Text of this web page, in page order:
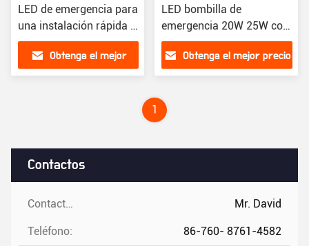
Contactos
Contactos: Mr. David
Teléfono: 86-760- 8761-4582
LED de emergencia para
una instalación rápida y
fácil
Obtenga el mejor
LED bombilla de
emergencia 20W 25W con
batería de litio
Obtenga el mejor precio
1